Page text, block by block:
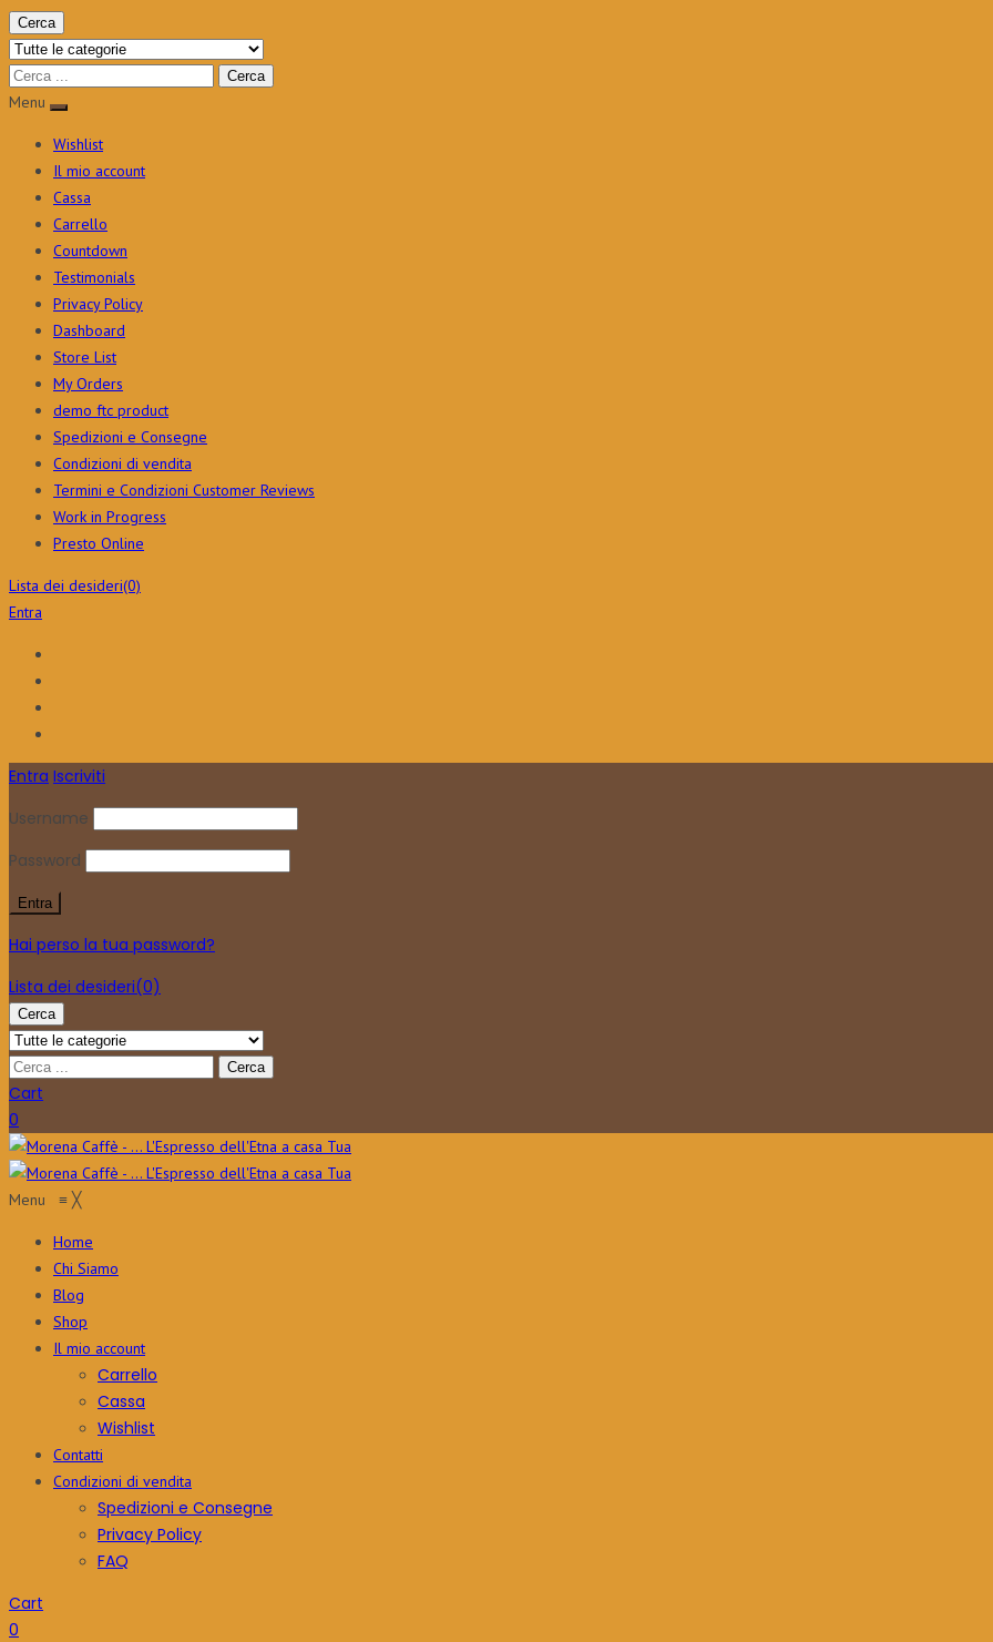
Cerca
Menu
Wishlist
Il mio account
Cassa
Carrello
Countdown
Testimonials
Privacy Policy
Dashboard
Store List
My Orders
demo ftc product
Spedizioni e Consegne
Condizioni di vendita
Termini e Condizioni Customer Reviews
Work in Progress
Presto Online
Lista dei desideri(0)
Entra
Entra Iscriviti
Username
Password
Hai perso la tua password?
Lista dei desideri(0)
Cerca
Cart
0
Menu ≡ ╳
Home
Chi Siamo
Blog
Shop
Il mio account
Carrello
Cassa
Wishlist
Contatti
Condizioni di vendita
Spedizioni e Consegne
Privacy Policy
FAQ
Cart
0